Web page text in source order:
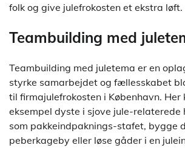
folk og give julefrokosten et ekstra løft.
Teambuilding med
Teambuilding med juletema er en
styrke samarbejdet og fællesskabet
til firmajulefrokosten i København. Her
eksempel dyste i sjove jule-relaterede
som pakkeindpaknings-stafet, bygge
peberkageby eller løse gåder i en